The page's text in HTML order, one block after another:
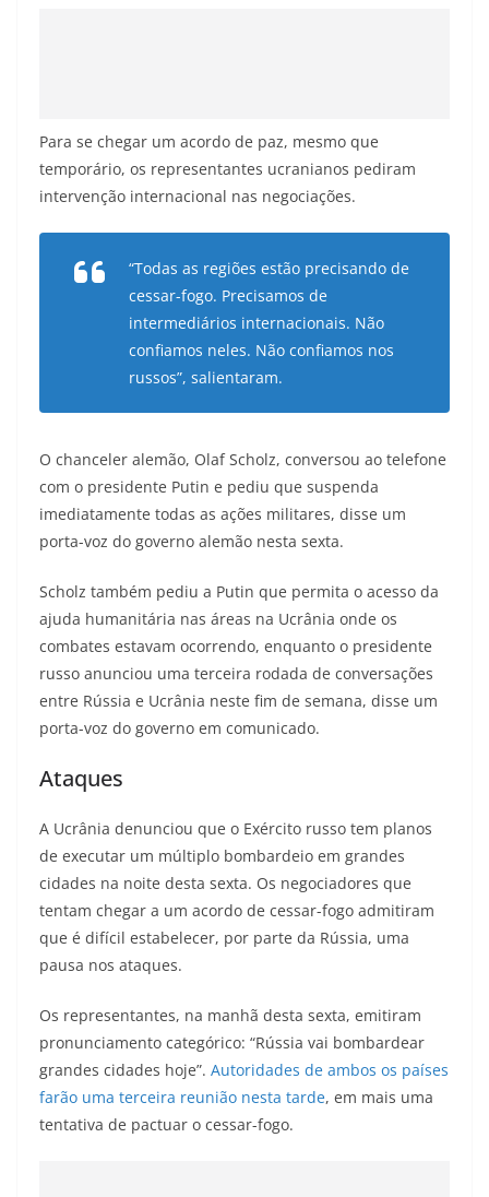
Para se chegar um acordo de paz, mesmo que
temporário, os representantes ucranianos pediram
intervenção internacional nas negociações.
“Todas as regiões estão precisando de
cessar-fogo. Precisamos de
intermediários internacionais. Não
confiamos neles. Não confiamos nos
russos”, salientaram.
O chanceler alemão, Olaf Scholz, conversou ao telefone
com o presidente Putin e pediu que suspenda
imediatamente todas as ações militares, disse um
porta-voz do governo alemão nesta sexta.
Scholz também pediu a Putin que permita o acesso da
ajuda humanitária nas áreas na Ucrânia onde os
combates estavam ocorrendo, enquanto o presidente
russo anunciou uma terceira rodada de conversações
entre Rússia e Ucrânia neste fim de semana, disse um
porta-voz do governo em comunicado.
Ataques
A Ucrânia denunciou que o Exército russo tem planos
de executar um múltiplo bombardeio em grandes
cidades na noite desta sexta. Os negociadores que
tentam chegar a um acordo de cessar-fogo admitiram
que é difícil estabelecer, por parte da Rússia, uma
pausa nos ataques.
Os representantes, na manhã desta sexta, emitiram
pronunciamento categórico: “Rússia vai bombardear
grandes cidades hoje”. Autoridades de ambos os países
farão uma terceira reunião nesta tarde, em mais uma
tentativa de pactuar o cessar-fogo.